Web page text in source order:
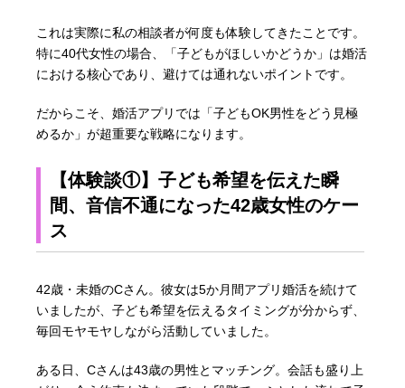
これは実際に私の相談者が何度も体験してきたことです。
特に40代女性の場合、「子どもがほしいかどうか」は婚活
における核心であり、避けては通れないポイントです。
だからこそ、婚活アプリでは「子どもOK男性をどう見極
めるか」が超重要な戦略になります。
【体験談①】子ども希望を伝えた瞬
間、音信不通になった42歳女性のケー
ス
42歳・未婚のCさん。彼女は5か月間アプリ婚活を続けて
いましたが、子ども希望を伝えるタイミングが分からず、
毎回モヤモヤしながら活動していました。
ある日、Cさんは43歳の男性とマッチング。会話も盛り上